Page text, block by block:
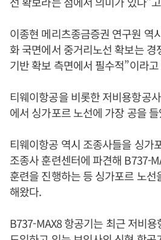
이종현 메리츠종금증권 연구원 역
화 국면에서 중거리노선 확보는
기반 확보 측면에서 필수적”이라
티웨이항공을 비롯한 저비용항공
에서 싱가포르 노선에 가장 공을
티웨이항공 역시 조종사들을 싱가
조종사 훈련센터에 파견해 B737-
훈련을 진행하는 등 싱가포르 노
해왔다.
B737-MAX8 항공기는 최근 저비